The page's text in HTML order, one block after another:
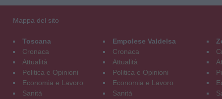
Mappa del sito
Toscana
Cronaca
Attualità
Politica e Opinioni
Economia e Lavoro
Sanità
Empolese Valdelsa
Cronaca
Attualità
Politica e Opinioni
Economia e Lavoro
Sanità